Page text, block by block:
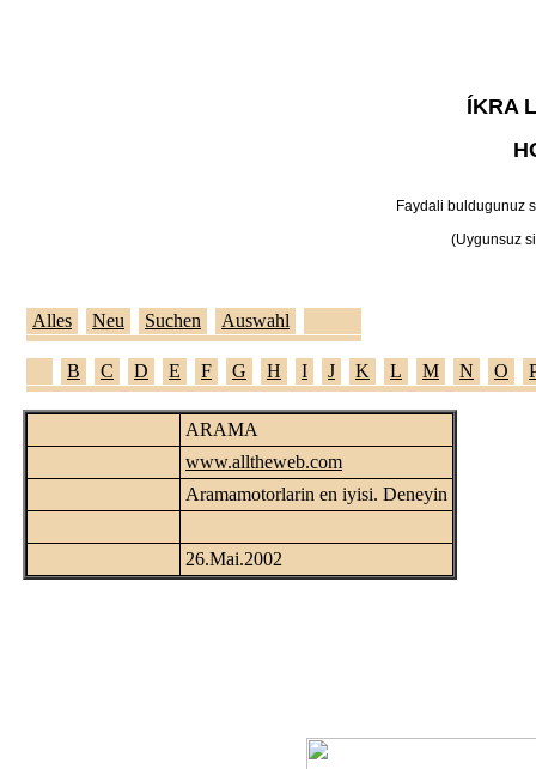
ÍKRA
Faydali buldugunuz
(Uygunsuz
Alles Neu Suchen Auswahl
B C D E F G H I J K L M N O
ARAMA
www.alltheweb.com
Aramamotorlarin en iyisi. Deneyin
26.Mai.2002